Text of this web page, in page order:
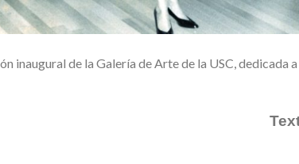
inaugural de la Galería de Arte de la USC, dedicada